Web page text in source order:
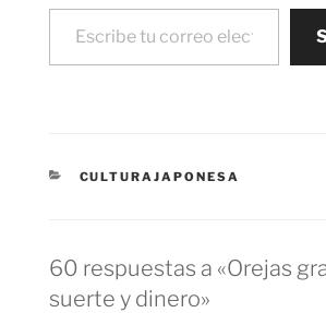
Escribe tu correo electrónico…
CATEGORÍAS
CULTURAJAPONESA
60 respuestas a «Orejas
suerte y dinero»